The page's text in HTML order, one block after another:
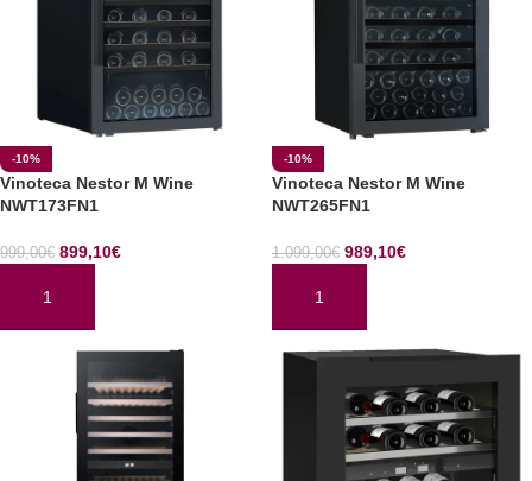
-10%
Vinoteca Nestor M Wine
NWT173FN1
999,00€ 899,10€
AÑADIR AL CARRITO
-10%
Vinoteca Nestor M Wine
NWT265FN1
1.099,00€ 989,10€
AÑADIR AL CARRITO